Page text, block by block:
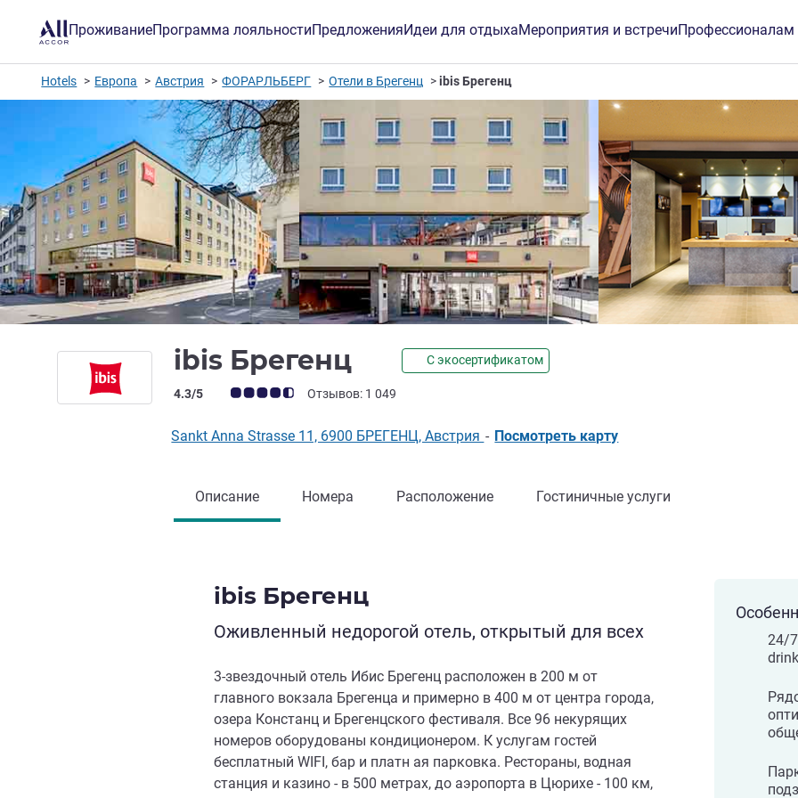
ПроживаниеПрограмма лояльностиПредложенияИдеи для отдыхаМероприятия и встречиПрофессионалам
Hotels Европа Австрия ФОРАРЛЬБЕРГ Отели в Брегенц ibis Брегенц
ibis Брегенц 3 звезды
С экосертификатом
Примечание: отзывы клиентов (Рейтинг ALL)
4.3/5 Отзывов: 1 049
Sankt Anna Strasse 11, 6900 БРЕГЕНЦ, Австрия - Посмотреть карту
Описание Номера Расположение Гостиничные услуги
ibis Брегенц
Оживленный недорогой отель, открытый для всех
3-звездочный отель Ибис Брегенц расположен в 200 м от
главного вокзала Брегенца и примерно в 400 м от центра города,
озера Констанц и Брегенцского фестиваля. Все 96 некурящих
номеров оборудованы кондиционером. К услугам гостей
бесплатный WIFI, бар и платн ая парковка. Рестораны, водная
станция и казино - в 500 метрах, до аэропорта в Цюрихе - 100 км,
24/